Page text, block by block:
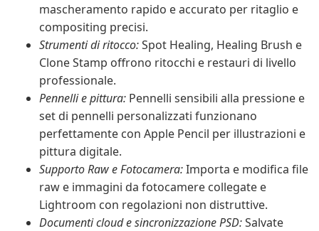
mascheramento rapido e accurato per ritaglio e
compositing precisi.
Strumenti di ritocco:Spot Healing, Healing Brush e
Clone Stamp offrono ritocchi e restauri di livello
professionale.
Pennelli e pittura: Pennelli sensibili alla pressione e
set di pennelli personalizzati funzionano
perfettamente con Apple Pencil per illustrazioni e
pittura digitale.
Supporto Raw e Fotocamera:Importa e modifica file
raw e immagini da fotocamere collegate e
Lightroom con regolazioni non distruttive.
Documenti cloud e sincronizzazione PSD:Salvate